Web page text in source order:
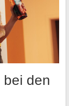
den